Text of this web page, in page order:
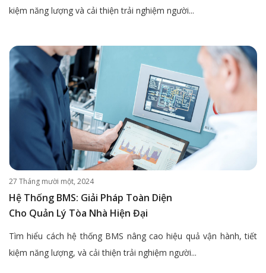
kiệm năng lượng và cải thiện trải nghiệm người...
27 Tháng mười một, 2024
Hệ Thống BMS: Giải Pháp Toàn Diện
Cho Quản Lý Tòa Nhà Hiện Đại
Tìm hiểu cách hệ thống BMS nâng cao hiệu quả vận hành, tiết
kiệm năng lượng, và cải thiện trải nghiệm người...